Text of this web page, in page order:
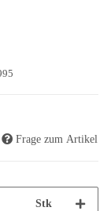
Frage zum Artikel
Stk